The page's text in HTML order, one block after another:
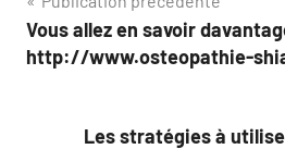
de
Vous allez en savoir
http://www.osteopathie-
Les stratégies à